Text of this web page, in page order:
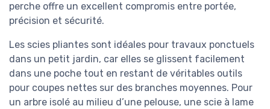
perche offre un excellent compromis entre portée,
précision et sécurité.
Les scies pliantes sont idéales pour travaux ponctuels
dans un petit jardin, car elles se glissent facilement
dans une poche tout en restant de véritables outils
pour coupes nettes sur des branches moyennes. Pour
un arbre isolé au milieu d’une pelouse, une scie à lame